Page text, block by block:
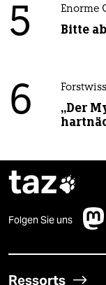
5 Enorme
Bitte
6
„Der
taz
Folgen Sie uns
Ressorts